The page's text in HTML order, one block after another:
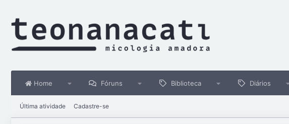
Home Fóruns Biblioteca Diários
Última atividade Cadastre-se